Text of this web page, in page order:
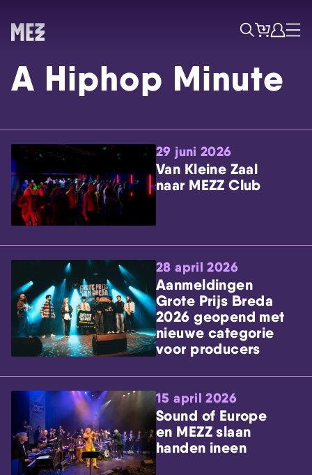
Skip navigatie
ZoekTicketsAccount
Menu
A Hiphop Minute
29 juni 2026
Van Kleine Zaal
naar MEZZ Club
28 april 2026
Aanmeldingen
Grote Prijs Breda
2026 geopend met
nieuwe categorie
voor producers
15 april 2026
Sound of Europe
en MEZZ slaan
handen ineen